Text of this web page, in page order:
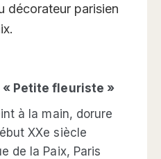
décorateur parisien
« Petite fleuriste »
à la main, dorure
XXe siècle
de la Paix, Paris